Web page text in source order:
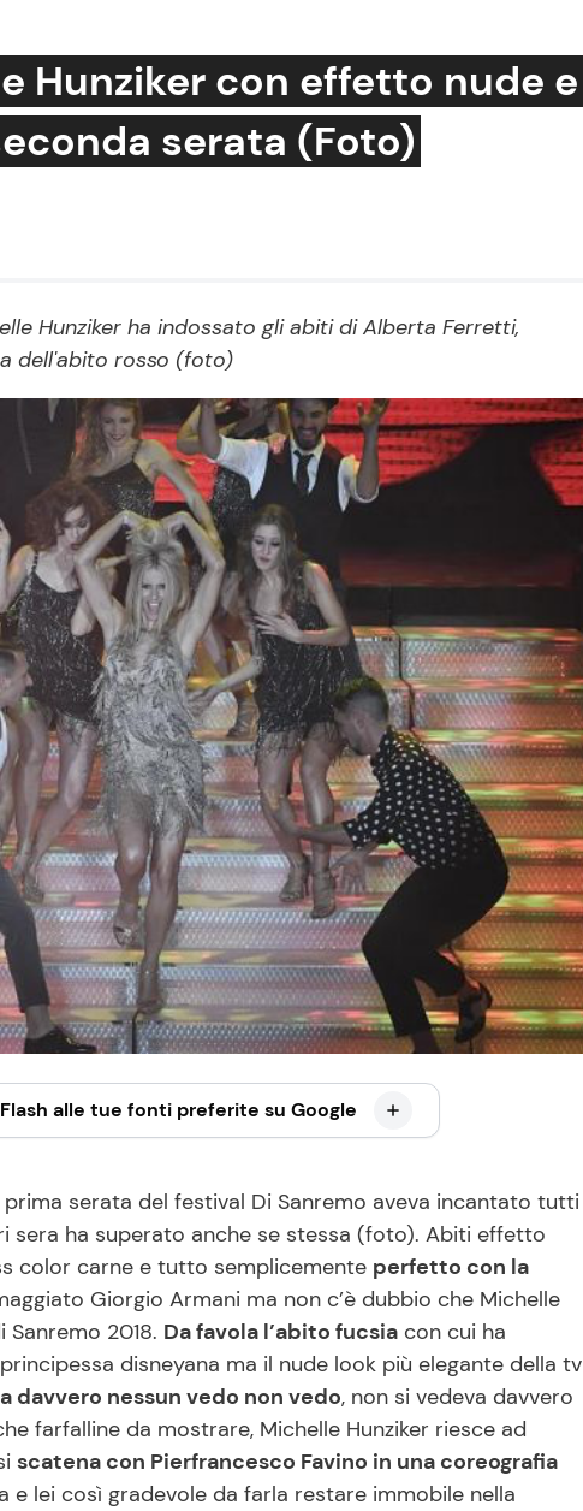
Cucina e Ricette
Le Ricette in TV
Ricette Facili e Veloci
Ricette Feste
Ricette per Bambini
Hunziker con effetto nude e
serata (Foto)
Hunziker ha indossato gli abiti di Alberta Ferretti,
dell'abito rosso (foto)
alle tue fonti preferite su Google
serata del festival Di Sanremo aveva incantato tutti
sera ha superato anche se stessa (foto). Abiti effetto
color carne e tutto semplicemente perfetto con la
Giorgio Armani ma non c’è dubbio che Michelle
2018. Da favola l’abito fucsia con cui ha
disneyana ma il nude look più elegante della tv
davvero nessun vedo non vedo, non si vedeva davvero
farfalline da mostrare, Michelle Hunziker riesce ad
scatena con Pierfrancesco Favino in una coreografia
lei così gradevole da farla restare immobile nella